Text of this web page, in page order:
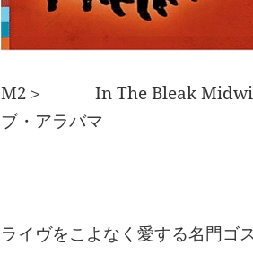
M2＞ In The Bleak
ブ・アラバマ
ライヴをこよなく愛する名門ゴ